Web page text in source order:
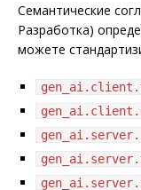
Семантические
Разработка)
можете